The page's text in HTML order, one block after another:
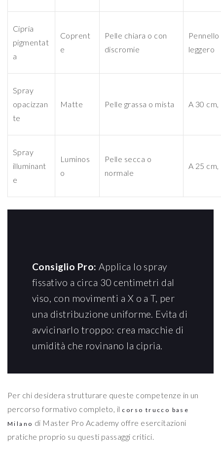
Cipria
pigmentat
a
Coprent
e
Pelle chiara o con
discromie
leggero
Spray
opacizzan
te
Matte Pelle grassa o mista A 30
Spray
illuminant
e
Luminos
o
Pelle secca o
normale
A 25
Consiglio Pro: Applica lo spray
fissativo a circa 30 centimetri dal
viso, con movimenti a X o a T, per
una distribuzione uniforme. Evita di
avvicinarlo troppo: crea macchie di
umidità che rovinano la cipria.
Per chi desidera strutturare queste competenze in un
percorso formativo completo, il corso trucco base
Milano di Master Pro Academy offre esercitazioni
pratiche proprio su questi passaggi critici.